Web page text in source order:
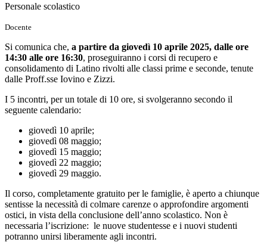
Personale scolastico
Docente
Si comunica che, a partire da giovedì 10 aprile 2025, dalle ore
14:30 alle ore 16:30, proseguiranno i corsi di recupero e
consolidamento di Latino rivolti alle classi prime e seconde, tenute
dalle Proff.sse Iovino e Zizzi.
I 5 incontri, per un totale di 10 ore, si svolgeranno secondo il
seguente calendario:
giovedì 10 aprile;
giovedì 08 maggio;
giovedì 15 maggio;
giovedì 22 maggio;
giovedì 29 maggio.
Il corso, completamente gratuito per le famiglie, è aperto a chiunque
sentisse la necessità di colmare carenze o approfondire argomenti
ostici, in vista della conclusione dell’anno scolastico. Non è
necessaria l’iscrizione: le nuove studentesse e i nuovi studenti
potranno unirsi liberamente agli incontri.